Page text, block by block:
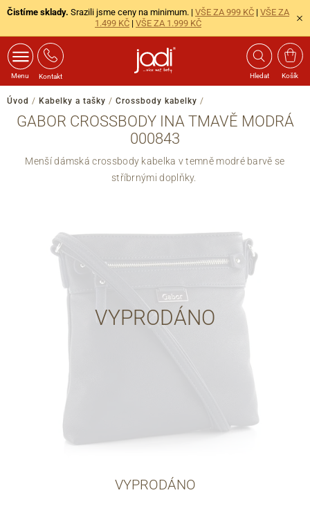
Čistíme sklady. Srazili jsme ceny na minimum. | VŠE ZA 999 KČ | VŠE ZA
1.499 KČ | VŠE ZA 1.999 KČ
Menu Kontakt Hledat Košík
Úvod / Kabelky a tašky / Crossbody kabelky /
GABOR CROSSBODY INA TMAVĚ MODRÁ
000843
Menší dámská crossbody kabelka v temně modré barvě se
stříbrnými doplňky.
VYPRODÁNO
VYPRODÁNO